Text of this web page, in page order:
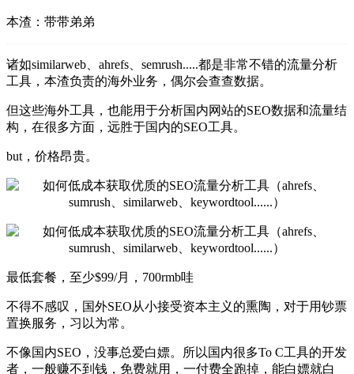
本渣：带带弟弟
诸如similarweb、ahrefs、semrush.....都是非常不错的流量分析
工具，本渣负责的海外业务，偶尔会查查数据。
但这些海外工具，也能用于分析国内网站的SEO数据和流量结
构，在很多方面，远胜于国内的SEO工具。
but，价格昂贵。
最低套餐，至少$99/月，700rmb哇
不得不感叹，国外SEO从小接受资本主义的熏陶，对于用钞票
置换服务，习以为常。
不像国内SEO，没事总爱白嫖。所以国内很多To C工具的开发
者，一般赚不到钱，免费就用，一付费全跑掉，能白嫖就白